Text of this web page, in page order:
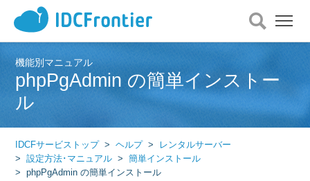
メ
ニ
ュ
機能別マニュアル
phpPgAdmin の簡単インストー
ル
IDCFサービストップ ヘルプ
レンタルサーバー
設定方法･マニュアル
簡単インストール
phpPgAdmin の簡単インストール